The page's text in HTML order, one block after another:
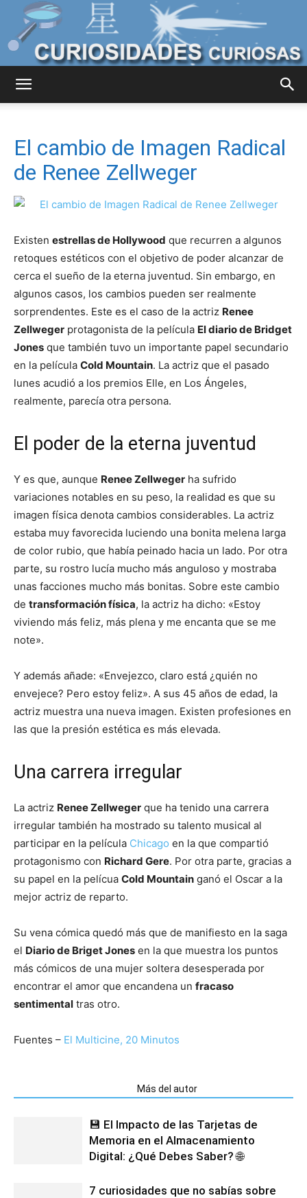
Curiosas
Mundo
El cambio de Imagen Radical
de Renee Zellweger
Existen estrellas de Hollywood que recurren a algunos
retoques estéticos con el objetivo de poder alcanzar de
cerca el sueño de la eterna juventud. Sin embargo, en
algunos casos, los cambios pueden ser realmente
sorprendentes. Este es el caso de la actriz Renee
Zellweger protagonista de la película El diario de Bridget
Jones que también tuvo un importante papel secundario
en la película Cold Mountain. La actriz que el pasado
lunes acudió a los premios Elle, en Los Ángeles,
realmente, parecía otra persona.
El poder de la eterna juventud
Y es que, aunque Renee Zellweger ha sufrido
variaciones notables en su peso, la realidad es que su
imagen física denota cambios considerables. La actriz
estaba muy favorecida luciendo una bonita melena larga
de color rubio, que había peinado hacia un lado. Por otra
parte, su rostro lucía mucho más anguloso y mostraba
unas facciones mucho más bonitas. Sobre este cambio
de transformación física, la actriz ha dicho: «Estoy
viviendo más feliz, más plena y me encanta que se me
note».
Y además añade: «Envejezco, claro está ¿quién no
envejece? Pero estoy feliz». A sus 45 años de edad, la
actriz muestra una nueva imagen. Existen profesiones en
las que la presión estética es más elevada.
Una carrera irregular
La actriz Renee Zellweger que ha tenido una carrera
irregular también ha mostrado su talento musical al
participar en la película Chicago en la que compartió
protagonismo con Richard Gere. Por otra parte, gracias a
su papel en la pelícua Cold Mountain ganó el Oscar a la
mejor actriz de reparto.
Su vena cómica quedó más que de manifiesto en la saga
el Diario de Briget Jones en la que muestra los puntos
más cómicos de una mujer soltera desesperada por
encontrar el amor que encandena un fracaso
sentimental tras otro.
Fuentes – El Multicine, 20 Minutos
Más del autor
💾 El Impacto de las Tarjetas de
Memoria en el Almacenamiento
Digital: ¿Qué Debes Saber? 🌐
7 curiosidades que no sabías sobre